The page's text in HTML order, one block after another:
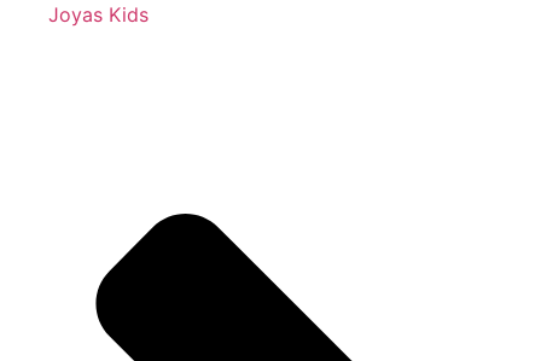
Joyas Kids